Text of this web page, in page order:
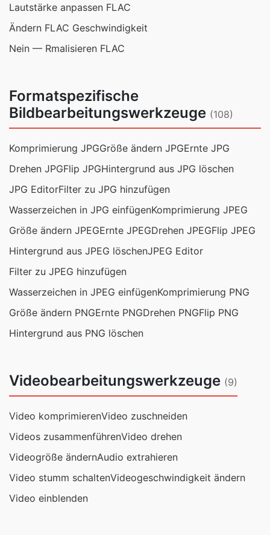
Lautstärke anpassen FLAC
Ändern FLAC Geschwindigkeit
Nein — Rmalisieren FLAC
Formatspezifische
Bildbearbeitungswerkzeuge (108)
Komprimierung JPGGröße ändern JPGErnte JPG
Drehen JPGFlip JPGHintergrund aus JPG löschen
JPG EditorFilter zu JPG hinzufügen
Wasserzeichen in JPG einfügenKomprimierung JPEG
Größe ändern JPEGErnte JPEGDrehen JPEGFlip JPEG
Hintergrund aus JPEG löschenJPEG Editor
Filter zu JPEG hinzufügen
Wasserzeichen in JPEG einfügenKomprimierung PNG
Größe ändern PNGErnte PNGDrehen PNGFlip PNG
Hintergrund aus PNG löschen
Videobearbeitungswerkzeuge (9)
Video komprimierenVideo zuschneiden
Videos zusammenführenVideo drehen
Videogröße ändernAudio extrahieren
Video stumm schaltenVideogeschwindigkeit ändern
Video einblenden